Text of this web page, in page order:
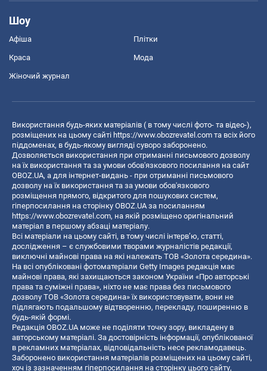
Шоу
Афіша Плітки
Краса Мода
Жіночий журнал
Використання будь-яких матеріалів ( в тому числі фото- та відео-),
розміщених на цьому сайті https://www.obozrevatel.com та всіх його
піддоменах, в будь-якому вигляді суворо заборонено.
Дозволяється використання при отриманні письмового дозволу
на їх використання та за умови обов'язкового посилання на сайт
OBOZ.UA, а для інтернет-видань - при отриманні письмового
дозволу на їх використання та за умови обов'язкового
розміщення прямого, відкритого для пошукових систем,
гіперпосилання на сторінку OBOZ.UA за посиланням
https://www.obozrevatel.com, на якій розміщено оригінальний
матеріал в першому абзаці матеріалу.
Всі матеріали на цьому сайті, в тому числі інтерв’ю, статті,
дослідження – є службовими творами журналістів редакції,
виключні майнові права на які належать ТОВ «Золота середина».
На всі опубліковані фотоматеріали Getty Images редакція має
майнові права, які захищаються законом України «Про авторські
права та суміжні права», ніхто не має права без письмового
дозволу ТОВ «Золота середина» їх використовувати, вони не
підлягають подальшому відтворенню, перекладу, поширенню в
будь-якій формі.
Редакція OBOZ.UA може не поділяти точку зору, викладену в
авторському матеріалі. За достовірність інформації, опублікованої
в рекламних матеріалах, відповідальність несе рекламодавець.
Заборонено використання матеріалів розміщених на цьому сайті,
хоч із зазначенням гіперпосилання на сторінку цього сайту,